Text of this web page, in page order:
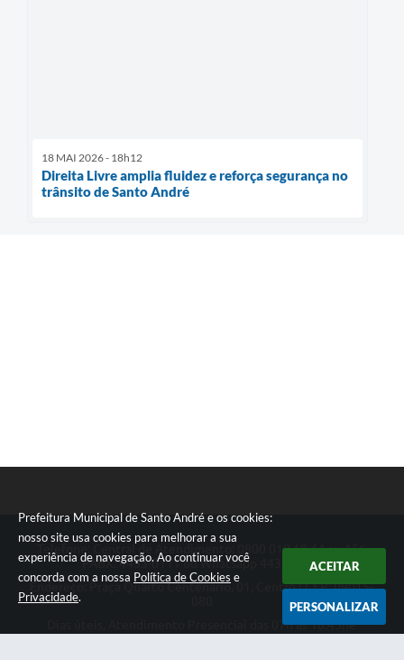
Prefeitura Municipal de Santo André e os cookies:
nosso site usa cookies para melhorar a sua
experiência de navegação. Ao continuar você
concorda com a nossa Política de Cookies e
Privacidade.
ACEITAR
PERSONALIZAR
18 MAI 2026 - 18h12
Direita Livre amplia fluidez e reforça segurança no
trânsito de Santo André
Telefone: Central de Atendimento: 0800 019 19 44 ou 156
PABX: 4433-0111 ou Whatsapp 4433-0123
Endereço: Praça Quarto Centenário, 01, Centro | CEP: 09015-
Dias úteis, Atendimento Presencial das 07h as 18:45he